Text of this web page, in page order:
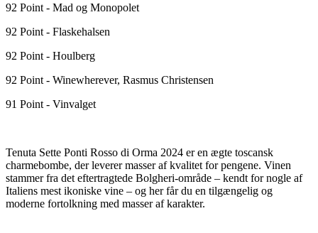
92 Point - Mad og Monopolet
92 Point - Flaskehalsen
92 Point - Houlberg
92 Point - Winewherever, Rasmus Christensen
91 Point - Vinvalget
Tenuta Sette Ponti Rosso di Orma 2024 er en ægte toscansk
charmebombe, der leverer masser af kvalitet for pengene. Vinen
stammer fra det eftertragtede Bolgheri-område – kendt for nogle af
Italiens mest ikoniske vine – og her får du en tilgængelig og
moderne fortolkning med masser af karakter.